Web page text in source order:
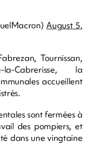
August 5,
Tournissan,
la-Cabrerisse, la
accueillent
sont fermées à
des pompiers, et
dans une vingtaine